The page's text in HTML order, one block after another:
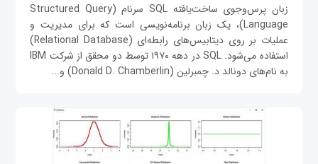
زبان پرس‌وجوی ساخت‌یافته SQL سرنام (Structured Query
Language)، یک زبان برنامه‌نویسی است که برای مدیریت و
عملیات بر روی دیتابیس‌های رابطه‌ای (Relational Database)
استفاده می‌شود. SQL در دهه ۱۹۷۰ توسط دو محقق از شرکت IBM
به نام‌های دونالد د. چمبرلین (Donald D. Chamberlin) و...